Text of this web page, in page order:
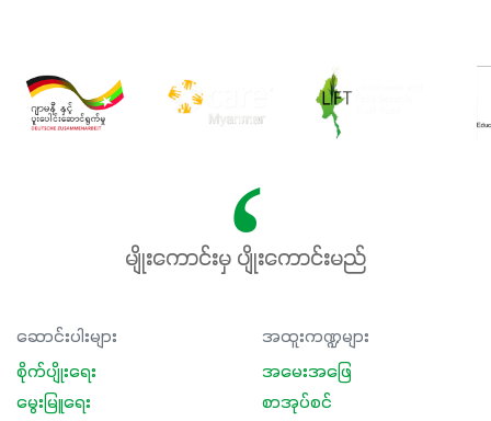
မျိုးကောင်းမှ ပျိုးကောင်းမည်
ဆောင်းပါးများ
စိုက်ပျိုးရေး
မွေးမြူရေး
အထူးကဏ္ဍများ
အမေးအဖြေ
စာအုပ်စင်